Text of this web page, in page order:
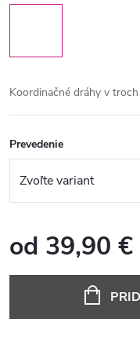
Koordinačné dráhy v
Prevedenie
od 39,90 €